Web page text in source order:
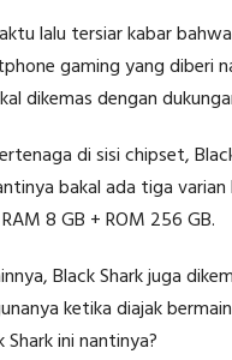
lalu tersiar kabar
gaming yang diberi
dikemas dengan
di sisi chipset,
bakal ada tiga varian
8 GB + ROM 256 GB.
Black Shark juga
ketika diajak
ini nantinya?